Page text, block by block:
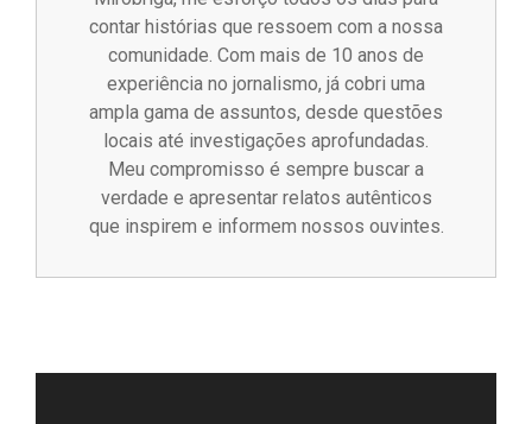
contar histórias que ressoem com a nossa
comunidade. Com mais de 10 anos de
experiência no jornalismo, já cobri uma
ampla gama de assuntos, desde questões
locais até investigações aprofundadas.
Meu compromisso é sempre buscar a
verdade e apresentar relatos autênticos
que inspirem e informem nossos ouvintes.